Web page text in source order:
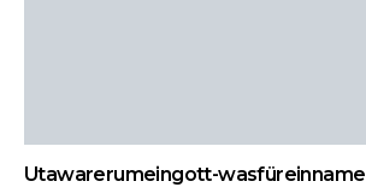
Utawarerumeingott-wasfüreinname